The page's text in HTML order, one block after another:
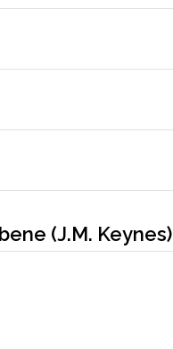
(J.M. Keynes)